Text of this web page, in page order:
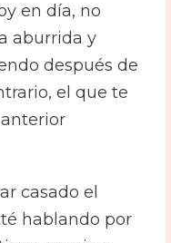
en día, no
aburrida y
después de
el que te
casado el
hablando por